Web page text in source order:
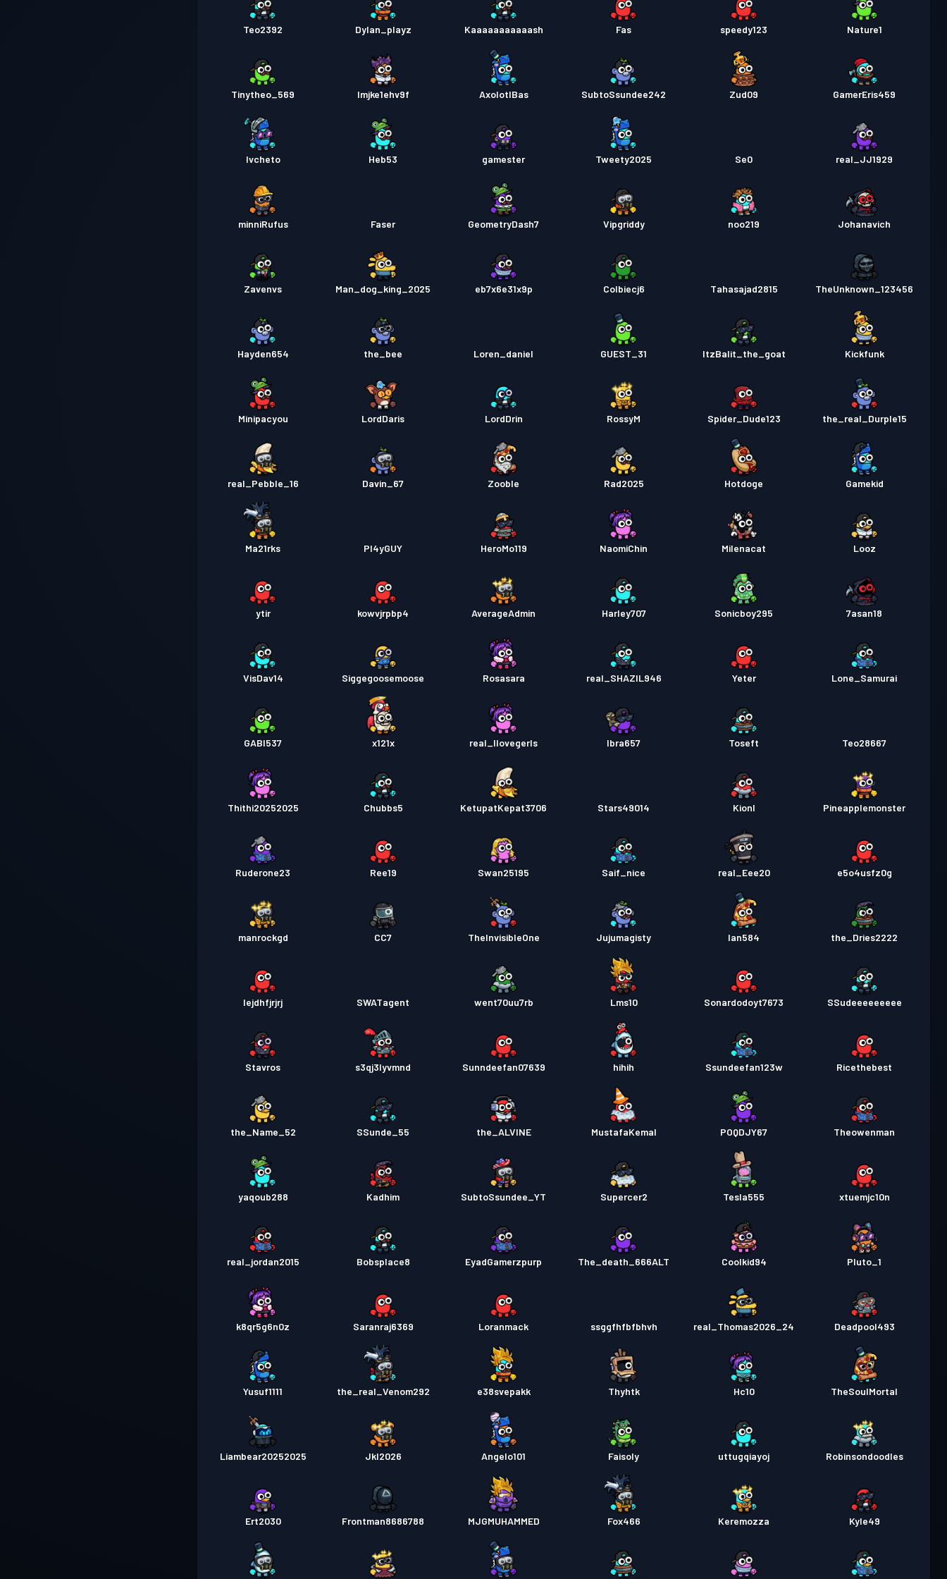
Teo2392 Dylan_playz Kaaaaaaaaaaash Fas speedy123 Nature1
Tinytheo_569 lmjke1ehv9f AxolotlBas SubtoSsundee242 Zud09 GamerEris459
Ivcheto Heb53 gamester Tweety2025 Se0 real_JJ1929
minniRufus Faser GeometryDash7 Vipgriddy noo219 Johanavich
Zavenvs Man_dog_king_2025 eb7x6e31x9p Colbiecj6 Tahasajad2815 TheUnknown_123456
Hayden654 the_bee Loren_daniel GUEST_31 ItzBalit_the_goat Kickfunk
Minipacyou LordDaris LordDrin RossyM Spider_Dude123 the_real_Durple15
real_Pebble_16 Davin_67 Zooble Rad2025 Hotdoge Gamekid
Ma21rks Pl4yGUY HeroMo119 NaomiChin Milenacat Looz
ytir kowvjrpbp4 AverageAdmin Harley707 Sonicboy295 7asan18
VisDav14 Siggegoosemoose Rosasara real_SHAZIL946 Yeter Lone_Samurai
GABI537 x121x real_Ilovegerls Ibra657 Toseft Teo28667
Thithi20252025 Chubbs5 KetupatKepat3706 Stars49014 Kionl Pineapplemonster
Ruderone23 Ree19 Swan25195 Saif_nice real_Eee20 e5o4usfz0g
manrockgd CC7 TheInvisibleOne Jujumagisty Ian584 the_Dries2222
Iejdhfjrjrj SWATagent went70uu7rb Lms10 Sonardodoyt7673 SSudeeeeeeeee
Stavros s3qj3lyvmnd Sunndeefan07639 hihih Ssundeefan123w Ricethebest
the_Name_52 SSunde_55 the_ALVINE MustafaKemal POQDJY67 Theowenman
yaqoub288 Kadhim SubtoSsundee_YT Supercer2 Tesla555 xtuemjc10n
real_jordan2015 Bobsplace8 EyadGamerzpurp The_death_666ALT Coolkid94 Pluto_1
k8qr5g6n0z Saranraj6369 Loranmack ssggfhfbfbhvh real_Thomas2026_24 Deadpool493
Yusuf1111 the_real_Venom292 e38svepakk Thyhtk Hc10 TheSoulMortal
Liambear20252025 Jkl2026 Angelo101 Faisoly uttugqiayoj Robinsondoodles
Ert2030 Frontman8686788 MJGMUHAMMED Fox466 Keremozza Kyle49